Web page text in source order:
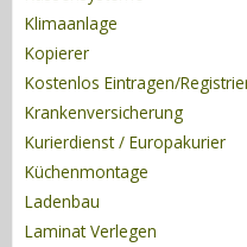
Klimaanlage
Kopierer
Kostenlos Eintragen/
Krankenversicherung
Kurierdienst / Europakurier
Küchenmontage
Ladenbau
Laminat Verlegen